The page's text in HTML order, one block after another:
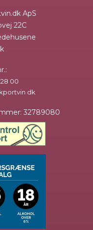
ApS
22C
:
00
: 32789080